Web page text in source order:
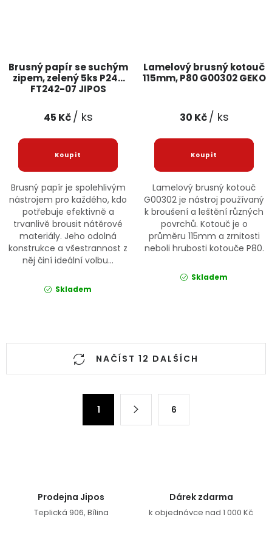
Brusný papír se suchým
zipem, zelený 5ks P240
FT242-07 JIPOS
45 Kč/ ks
Brusný papír je spolehlivým
nástrojem pro každého, kdo
potřebuje efektivně a
trvanlivě brousit nátěrové
materiály. Jeho odolná
konstrukce a všestrannost z
něj činí ideální volbu...
Skladem
Lamelový brusný kotouč
115mm, P80 G00302 GEKO
30 Kč/ ks
Lamelový brusný kotouč
G00302 je nástroj používaný
k broušení a leštění různých
povrchů. Kotouč je o
průměru 115mm a zrnitosti
neboli hrubosti kotouče P80.
Skladem
Ovládací prvky výpisuNAČÍST 12 DALŠÍCH
1 6
Prodejna Jipos
Teplická 906, Bílina
Dárek zdarma
k objednávce nad 1 000 Kč